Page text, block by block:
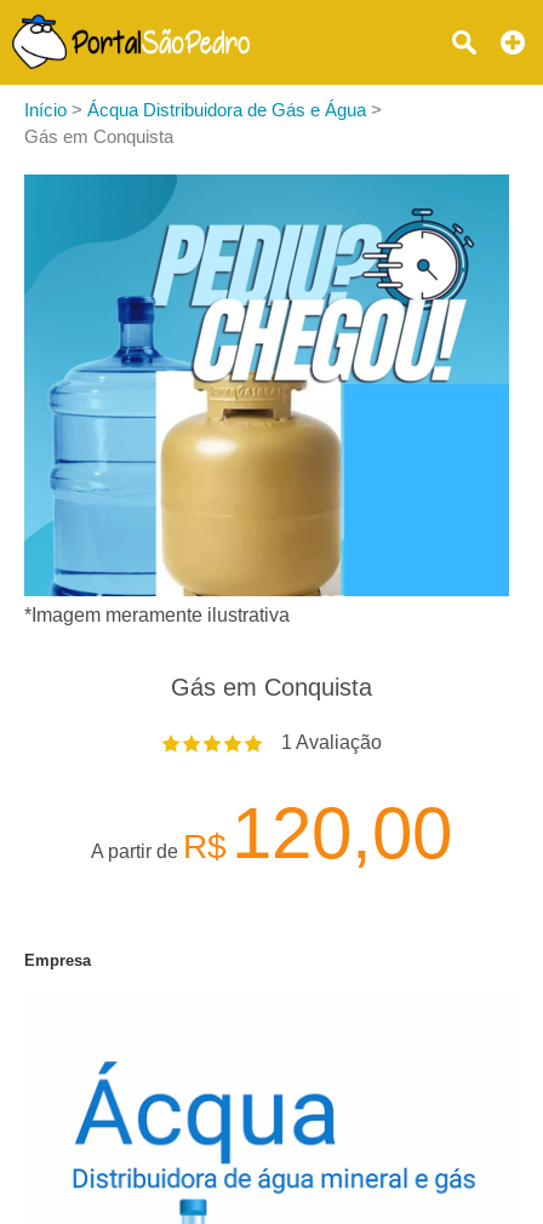
Início > Ácqua Distribuidora de Gás e Água >
Gás em Conquista
*Imagem meramente ilustrativa
Gás em Conquista
1 Avaliação
A partir de R$ 120,00
Empresa